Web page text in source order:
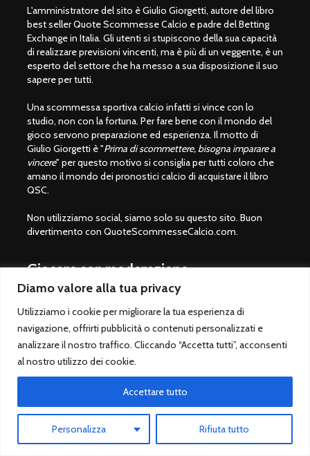
Diamo valore alla tua privacy
Utilizziamo i cookie per migliorare la tua esperienza di
navigazione, offrirti pubblicità o contenuti personalizzati e
analizzare il nostro traffico. Cliccando “Accetta tutti”, acconsenti
al nostro utilizzo dei cookie.
Personalizza Rifiuta tutto
Accettare tutto
L'amministratore del sito è Giulio Giorgetti, autore del libro
best seller Quote Scommesse Calcio e padre del Betting
Exchange in Italia. Gli utenti si stupiscono della sua capacità
di realizzare previsioni vincenti, ma è più di un veggente, è un
esperto del settore che ha messo a sua disposizione il suo
sapere per tutti.
Una scommessa sportiva calcio infatti si vince con lo
studio, non con la fortuna. Per fare bene con il mondo del
gioco servono preparazione ed esperienza. Il motto di
Giulio Giorgetti è "Prima di scommettere, bisogna imparare a
vincere" per questo motivo si consiglia per tutti coloro che
amano il mondo dei pronostici calcio di acquistare il libro
QSC.
Non utilizziamo social, siamo solo su questo sito. Buon
divertimento con QuoteScommesseCalcio.com.
Giocare con moderazione
Le scommesse sportive sono vietate ai minori di 18 anni.
Giocare solo su siti legali autorizzati dallo Stato italiano
(ADM/AAMS).
Lista bookmaker scommesse legali
Betting Exchange ®
Pronostico.it PREMIUM